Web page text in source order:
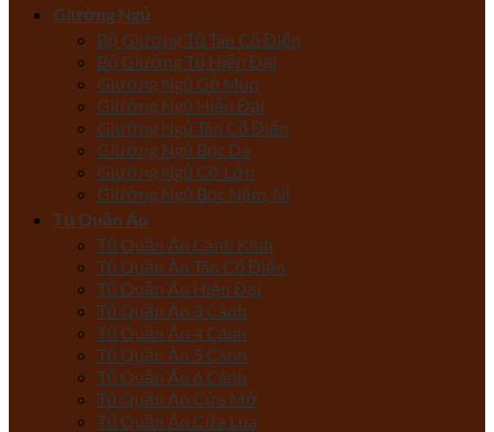
Giường Ngủ
Bộ Giường Tủ Tân Cổ Điển
Bộ Giường Tủ Hiện Đại
Giường Ngủ Gỗ Mun
Giường Ngủ Hiện Đại
Giường Ngủ Tân Cổ Điển
Giường Ngủ Bọc Da
Giường Ngủ Cỡ Lớn
Giường Ngủ Bọc Nệm, Nỉ
Tủ Quần Áo
Tủ Quần Áo Cánh Kính
Tủ Quần Áo Tân Cổ Điển
Tủ Quần Áo Hiện Đại
Tủ Quần Áo 3 Cánh
Tủ Quần Áo 4 Cánh
Tủ Quần Áo 5 Cánh
Tủ Quần Áo 6 Cánh
Tủ Quần Áo Cửa Mở
Tủ Quần Áo Cửa Lùa